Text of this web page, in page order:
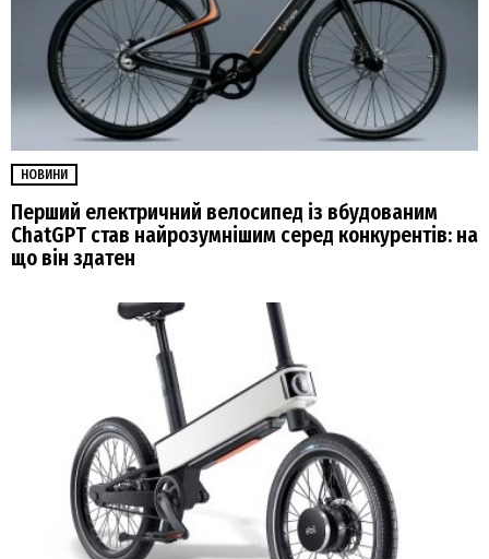
НОВИНИ
Перший електричний велосипед із вбудованим
ChatGPT став найрозумнішим серед конкурентів: на
що він здатен